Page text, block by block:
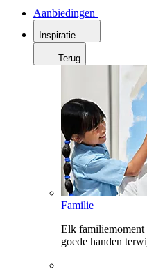
Aanbiedingen
Inspiratie
Terug
Familie
Elk
goede handen